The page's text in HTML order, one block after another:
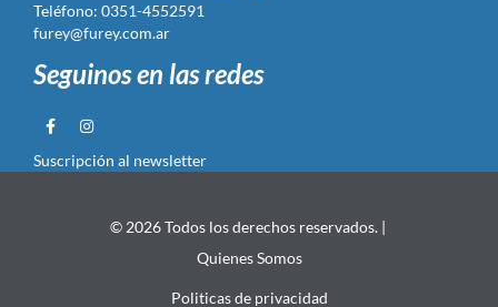
Teléfono: 0351-4552591
furey@furey.com.ar
Seguinos en las redes
Suscripción al newsletter
© 2026 Todos los derechos reservados. |
Quienes Somos
Politicas de privacidad